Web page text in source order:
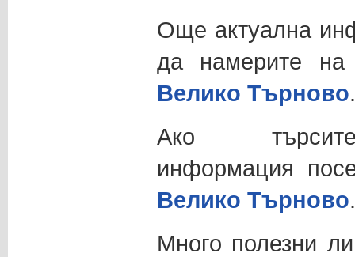
Още актуална
да намерите
Велико Търново.
Ако търсите
информация
Велико Търново.
Много полезни